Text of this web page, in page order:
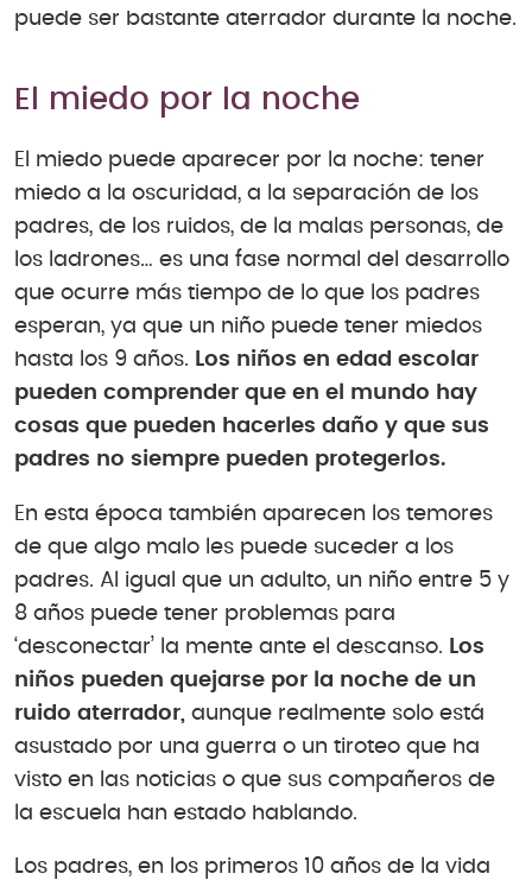
puede ser bastante aterrador durante la noche.
El miedo por la noche
El miedo puede aparecer por la noche: tener
miedo a la oscuridad, a la separación de los
padres, de los ruidos, de la malas personas, de
los ladrones… es una fase normal del desarrollo
que ocurre más tiempo de lo que los padres
esperan, ya que un niño puede tener miedos
hasta los 9 años. Los niños en edad escolar
pueden comprender que en el mundo hay
cosas que pueden hacerles daño y que sus
padres no siempre pueden protegerlos.
En esta época también aparecen los temores
de que algo malo les puede suceder a los
padres. Al igual que un adulto, un niño entre 5 y
8 años puede tener problemas para
‘desconectar’ la mente ante el descanso. Los
niños pueden quejarse por la noche de un
ruido aterrador, aunque realmente solo está
asustado por una guerra o un tiroteo que ha
visto en las noticias o que sus compañeros de
la escuela han estado hablando.
Los padres, en los primeros 10 años de la vida